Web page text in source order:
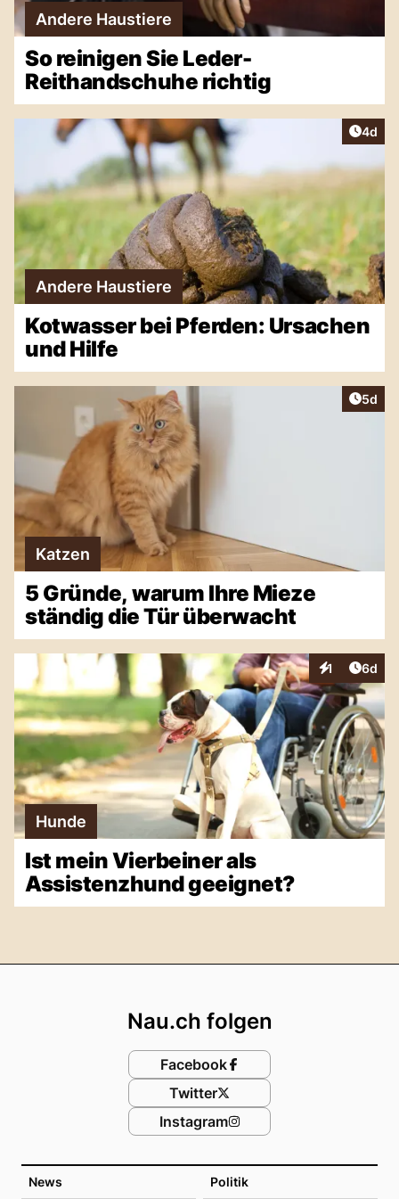
Andere Haustiere
So reinigen Sie Leder-
Reithandschuhe richtig
4d
Andere Haustiere
Kotwasser bei Pferden: Ursachen
und Hilfe
5d
Katzen
5 Gründe, warum Ihre Mieze
ständig die Tür überwacht
1
Interaktionen
6d
Hunde
Ist mein Vierbeiner als
Assistenzhund geeignet?
News Politik
Nau.ch folgen
Facebook
Twitter
Instagram